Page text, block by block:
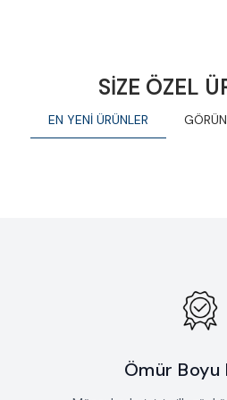
SİZE ÖZEL
EN YENİ ÜRÜNLER
Ömür Boyu